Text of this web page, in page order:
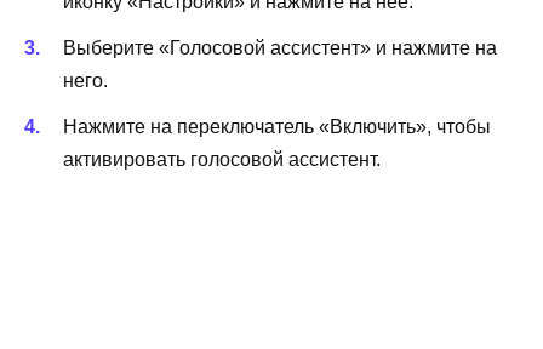
Выберите «Голосовой ассистент» и нажмите на
него.
Нажмите на переключатель «Включить», чтобы
активировать голосовой ассистент.